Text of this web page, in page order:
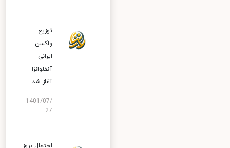
توزیع
واکسن
ایرانی
آنفلوانزا
آغاز شد
1401/07/
27
احتمال بروز